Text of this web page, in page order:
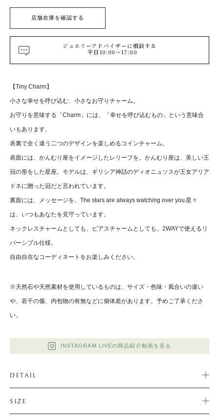
店舗在庫を確認する
ジュエリーアドバイザーに相談する
平日10:00～17:00
【Tiny Charm】
小さな幸せを呼び込む、小さなお守りチャーム。
お守りを意味する「Charm」には、「幸せを呼び込むもの」という意味合
いもあります。
表裏で全く違う二つのデザインを楽しめるコインチャーム。
表面には、かんむり座をイメージしたレリーフを。かんむり座は、美しい王
冠の形をした星座。モデルは、ギリシア神話のディオニュソスが王女アリア
ドネに贈った冠だと言われています。
裏面には、メッセージを。The stars are always watching over you.星々
は、いつもあなたを見守っています。
ネックレスチャームとしても、ピアスチャームとしても、2WAYで使えるリ
バーシブル仕様。
自由自在なコーディネートをお楽しみください。
※天然石や天然素材を使用しているものは、サイズ・色味・風合いの違い
や、若干の傷、内包物の有無などに個体差があります。予めご了承くださ
い。
INSTAGRAM LIVEの商品紹介動画を見る
DETAIL
SIZE